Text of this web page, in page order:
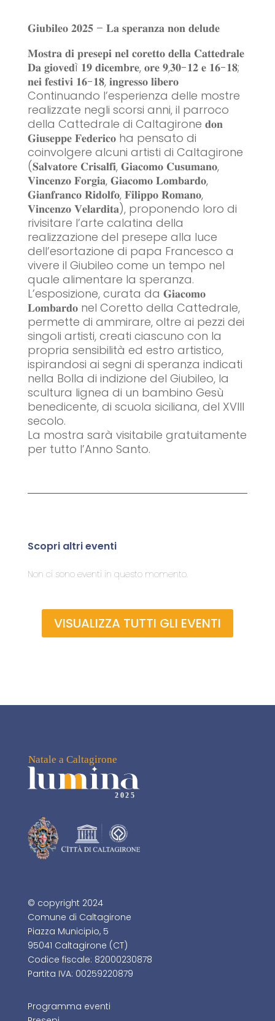
𝐆𝐢𝐮𝐛𝐢𝐥𝐞𝐨 𝟐𝟎𝟐𝟓 – 𝐋𝐚 𝐬𝐩𝐞𝐫𝐚𝐧𝐳𝐚 𝐧𝐨𝐧 𝐝𝐞𝐥𝐮𝐝𝐞
𝐌𝐨𝐬𝐭𝐫𝐚 𝐝𝐢 𝐩𝐫𝐞𝐬𝐞𝐩𝐢 𝐧𝐞𝐥 𝐜𝐨𝐫𝐞𝐭𝐭𝐨 𝐝𝐞𝐥𝐥𝐚 𝐂𝐚𝐭𝐭𝐞𝐝𝐫𝐚𝐥𝐞
𝐃𝐚 𝐠𝐢𝐨𝐯𝐞𝐝ì 𝟏𝟗 𝐝𝐢𝐜𝐞𝐦𝐛𝐫𝐞, 𝐨𝐫𝐞 𝟗,𝟑𝟎-𝟏𝟐 𝐞 𝟏𝟔-𝟏𝟖;
𝐧𝐞𝐢 𝐟𝐞𝐬𝐭𝐢𝐯𝐢 𝟏𝟔-𝟏𝟖, 𝐢𝐧𝐠𝐫𝐞𝐬𝐬𝐨 𝐥𝐢𝐛𝐞𝐫𝐨
Continuando l’esperienza delle mostre
realizzate negli scorsi anni, il parroco
della Cattedrale di Caltagirone 𝐝𝐨𝐧
𝐆𝐢𝐮𝐬𝐞𝐩𝐩𝐞 𝐅𝐞𝐝𝐞𝐫𝐢𝐜𝐨 ha pensato di
coinvolgere alcuni artisti di Caltagirone
(𝐒𝐚𝐥𝐯𝐚𝐭𝐨𝐫𝐞 𝐂𝐫𝐢𝐬𝐚𝐥𝐟𝐢, 𝐆𝐢𝐚𝐜𝐨𝐦𝐨 𝐂𝐮𝐬𝐮𝐦𝐚𝐧𝐨,
𝐕𝐢𝐧𝐜𝐞𝐧𝐳𝐨 𝐅𝐨𝐫𝐠𝐢𝐚, 𝐆𝐢𝐚𝐜𝐨𝐦𝐨 𝐋𝐨𝐦𝐛𝐚𝐫𝐝𝐨,
𝐆𝐢𝐚𝐧𝐟𝐫𝐚𝐧𝐜𝐨 𝐑𝐢𝐝𝐨𝐥𝐟𝐨, 𝐅𝐢𝐥𝐢𝐩𝐩𝐨 𝐑𝐨𝐦𝐚𝐧𝐨,
𝐕𝐢𝐧𝐜𝐞𝐧𝐳𝐨 𝐕𝐞𝐥𝐚𝐫𝐝𝐢𝐭𝐚), proponendo loro di
rivisitare l’arte calatina della
realizzazione del presepe alla luce
dell’esortazione di papa Francesco a
vivere il Giubileo come un tempo nel
quale alimentare la speranza.
L’esposizione, curata da 𝐆𝐢𝐚𝐜𝐨𝐦𝐨
𝐋𝐨𝐦𝐛𝐚𝐫𝐝𝐨 nel Coretto della Cattedrale,
permette di ammirare, oltre ai pezzi dei
singoli artisti, creati ciascuno con la
propria sensibilità ed estro artistico,
ispirandosi ai segni di speranza indicati
nella Bolla di indizione del Giubileo, la
scultura lignea di un bambino Gesù
benedicente, di scuola siciliana, del XVIII
secolo.
La mostra sarà visitabile gratuitamente
per tutto l’Anno Santo.
Scopri altri eventi
Non ci sono eventi in questo momento.
VISUALIZZA TUTTI GLI EVENTI
© copyright 2024
Comune di Caltagirone
Piazza Municipio, 5
95041 Caltagirone (CT)
Codice fiscale: 82000230878
Partita IVA: 00259220879
Programma eventi